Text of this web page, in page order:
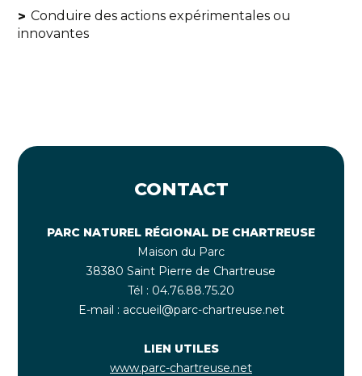
Conduire des actions expérimentales ou
innovantes
CONTACT
PARC NATUREL RÉGIONAL DE CHARTREUSE
Maison du Parc
38380 Saint Pierre de Chartreuse
Tél : 04.76.88.75.20
E-mail : accueil@parc-chartreuse.net
LIEN UTILES
www.parc-chartreuse.net